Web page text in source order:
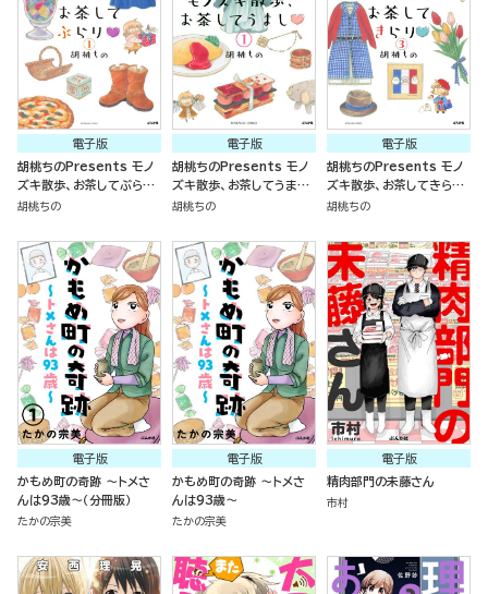
電子版
胡桃ちのPresents モノ
ズキ散歩、お茶してぶらり
（分冊版）
胡桃ちの
電子版
胡桃ちのPresents モノ
ズキ散歩、お茶してうまし
（分冊版）
胡桃ちの
電子版
胡桃ちのPresents モノ
ズキ散歩、お茶してきらり
（分冊版）
胡桃ちの
電子版
かもめ町の奇跡 ～トメさ
んは93歳～（分冊版）
たかの宗美
電子版
かもめ町の奇跡 ～トメさ
んは93歳～
たかの宗美
電子版
精肉部門の未藤さん
市村